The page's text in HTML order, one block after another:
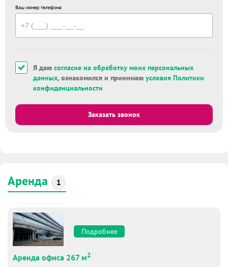
Ваш номер телефона
Я даю согласие на обработку моих персональных
данных, ознакомился и принимаю условия Политики
конфиденциальности
Заказать звонок
Аренда 1
Подробнее
Аренда офиса 267 м2